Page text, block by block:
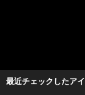
最近チェックしたア